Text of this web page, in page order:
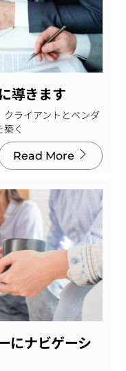
導きます
ライアントとベンダ
く
Read More
にナビゲーシ